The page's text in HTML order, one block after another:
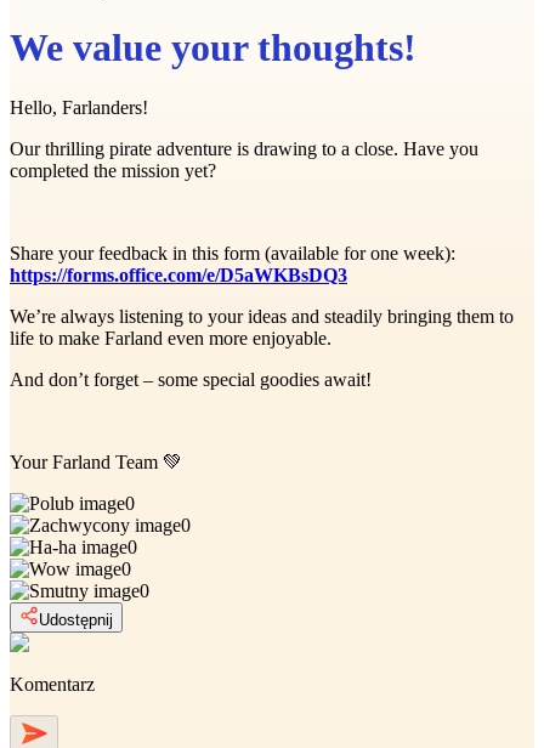
We value your thoughts!
Hello, Farlanders!
Our thrilling pirate adventure is drawing to a close. Have you
completed the mission yet?
Share your feedback in this form (available for one week):
https://forms.office.com/e/D5aWKBsDQ3
We’re always listening to your ideas and steadily bringing them to
life to make Farland even more enjoyable.
And don’t forget – some special goodies await!
Your Farland Team 💚
0
0
0
0
0
Udostępnij
Komentarz